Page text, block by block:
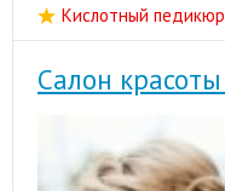
Кислотный педикюр
Салон